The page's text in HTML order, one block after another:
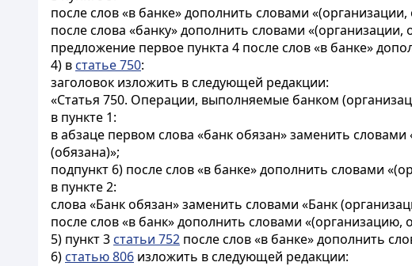
после слов «в банке» дополнить словами
после слова «банку» дополнить словами
предложение первое пункта 4 после слов «в банке»
4) в статье 750:
заголовок изложить в следующей редакции:
«Статья 750. Операции, выполняемые банком
в пункте 1:
в абзаце первом слова «банк обязан» заменить
(обязана)»;
подпункт 6) после слов «в банке» дополнить словами
в пункте 2:
слова «Банк обязан» заменить словами «Банк
после слов «в банк» дополнить словами
5) пункт 3 статьи 752 после слов «в банке» дополнить
6) статью 806 изложить в следующей редакции: